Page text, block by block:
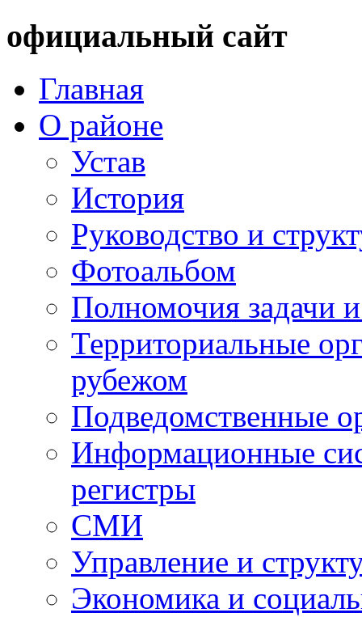
официальный сайт
Главная
О районе
Устав
История
Руководство и
Фотоальбом
Полномочия задачи
Территориальные
рубежом
Подведомственные
Информационные
регистры
СМИ
Управление и
Экономика и